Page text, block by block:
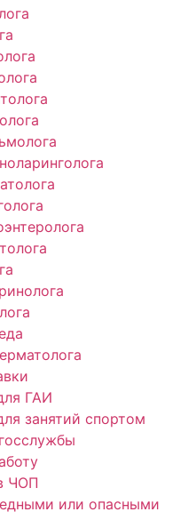
ГАИ
занятий спортом
ЧОП
или опасными